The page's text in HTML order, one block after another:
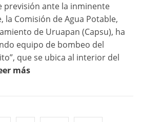
previsión ante la inminente
la Comisión de Agua Potable,
de Uruapan (Capsu), ha
equipo de bombeo del
que se ubica al interior del
más